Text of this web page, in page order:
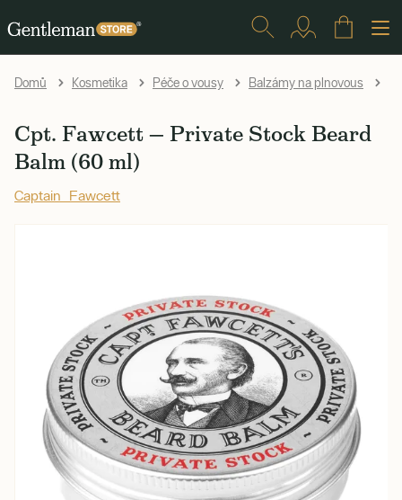
Domů Kosmetika Péče o vousy Balzámy na plnovous
Cpt. Fawcett — Private Stock Beard
Balm (60 ml)
Captain Fawcett